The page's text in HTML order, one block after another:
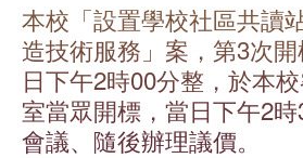
本校「設置學校社區共讀
造技術服務」案，第3次
日下午2時00分整，於本
室當眾開標，當日下午2
會議、隨後辦理議價。